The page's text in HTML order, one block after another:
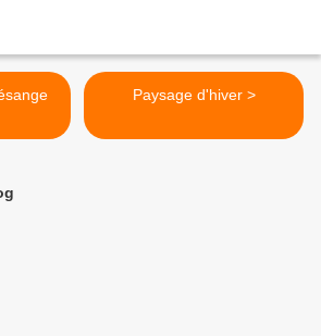
Paysage d'hiver >